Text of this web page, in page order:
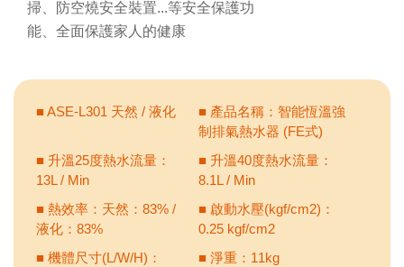
掃、防空燒安全裝置...等安全保護功
能、全面保護家人的健康
■ ASE-L301 天然 / 液化
■ 產品名稱：智能恆溫強
制排氣熱水器 (FE式)
■ 升溫25度熱水流量：
13L / Min
■ 升溫40度熱水流量：
8.1L / Min
■ 熱效率：天然：83% /
液化：83%
■ 啟動水壓(kgf/cm2)：
0.25 kgf/cm2
■ 機體尺寸(L/W/H)：
■ 淨重：11kg